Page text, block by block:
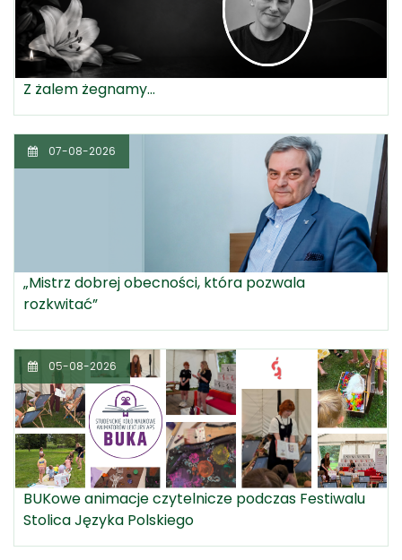
Z żalem żegnamy...
07-08-2026
„Mistrz dobrej obecności, która pozwala
rozkwitać”
05-08-2026
BUKowe animacje czytelnicze podczas Festiwalu
Stolica Języka Polskiego